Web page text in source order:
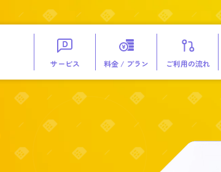
サービス 料金 / プラン ご利用の流れ